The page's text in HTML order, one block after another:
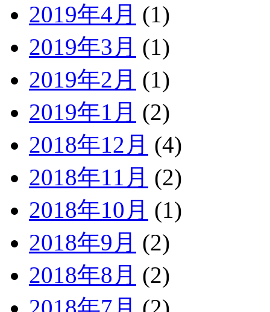
2019年4月 (1)
2019年3月 (1)
2019年2月 (1)
2019年1月 (2)
2018年12月 (4)
2018年11月 (2)
2018年10月 (1)
2018年9月 (2)
2018年8月 (2)